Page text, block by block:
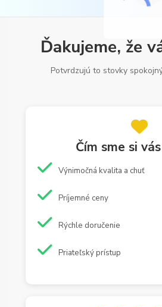
Ďakujeme, že
Potvrdzujú to stovky
Čím sme si
Výnimočná kvalita a chuť
Príjemné ceny
Rýchle doručenie
Priateľský prístup